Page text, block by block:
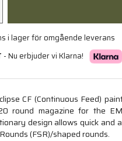
i lager för omgående leverans
- Nu erbjuder vi Klarna!
CF (Continuous Feed)
round magazine for the
design allows quick and
(FSR)/shaped rounds.